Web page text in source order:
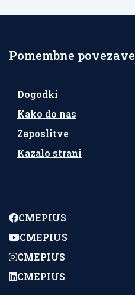
Pomembne povezave
Dogodki
Kako do nas
Zaposlitve
Kazalo strani
CMEPIUS
CMEPIUS
CMEPIUS
CMEPIUS